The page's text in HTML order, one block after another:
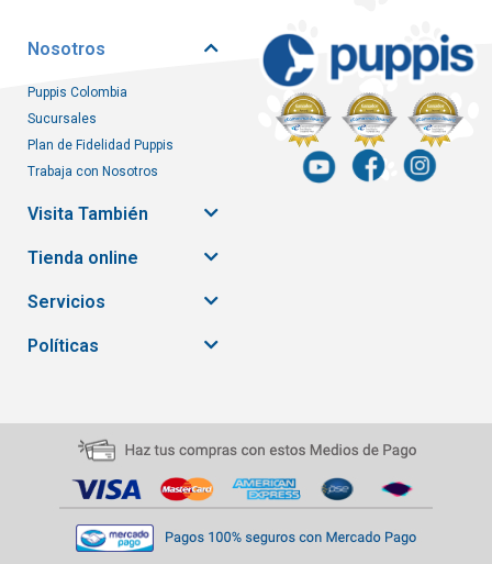
Nosotros
Puppis Colombia
Sucursales
Plan de Fidelidad Puppis
Trabaja con Nosotros
Visita También
Tienda online
Servicios
Políticas